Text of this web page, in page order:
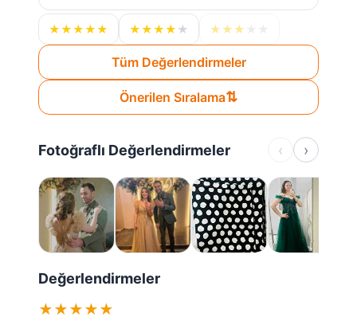
★★★★★ ★★★★ ★ ★ ★ ★
Tüm Değerlendirmeler
Önerilen Sıralama⇅
Fotoğraflı Değerlendirmeler ‹ ›
Değerlendirmeler
★★★★★